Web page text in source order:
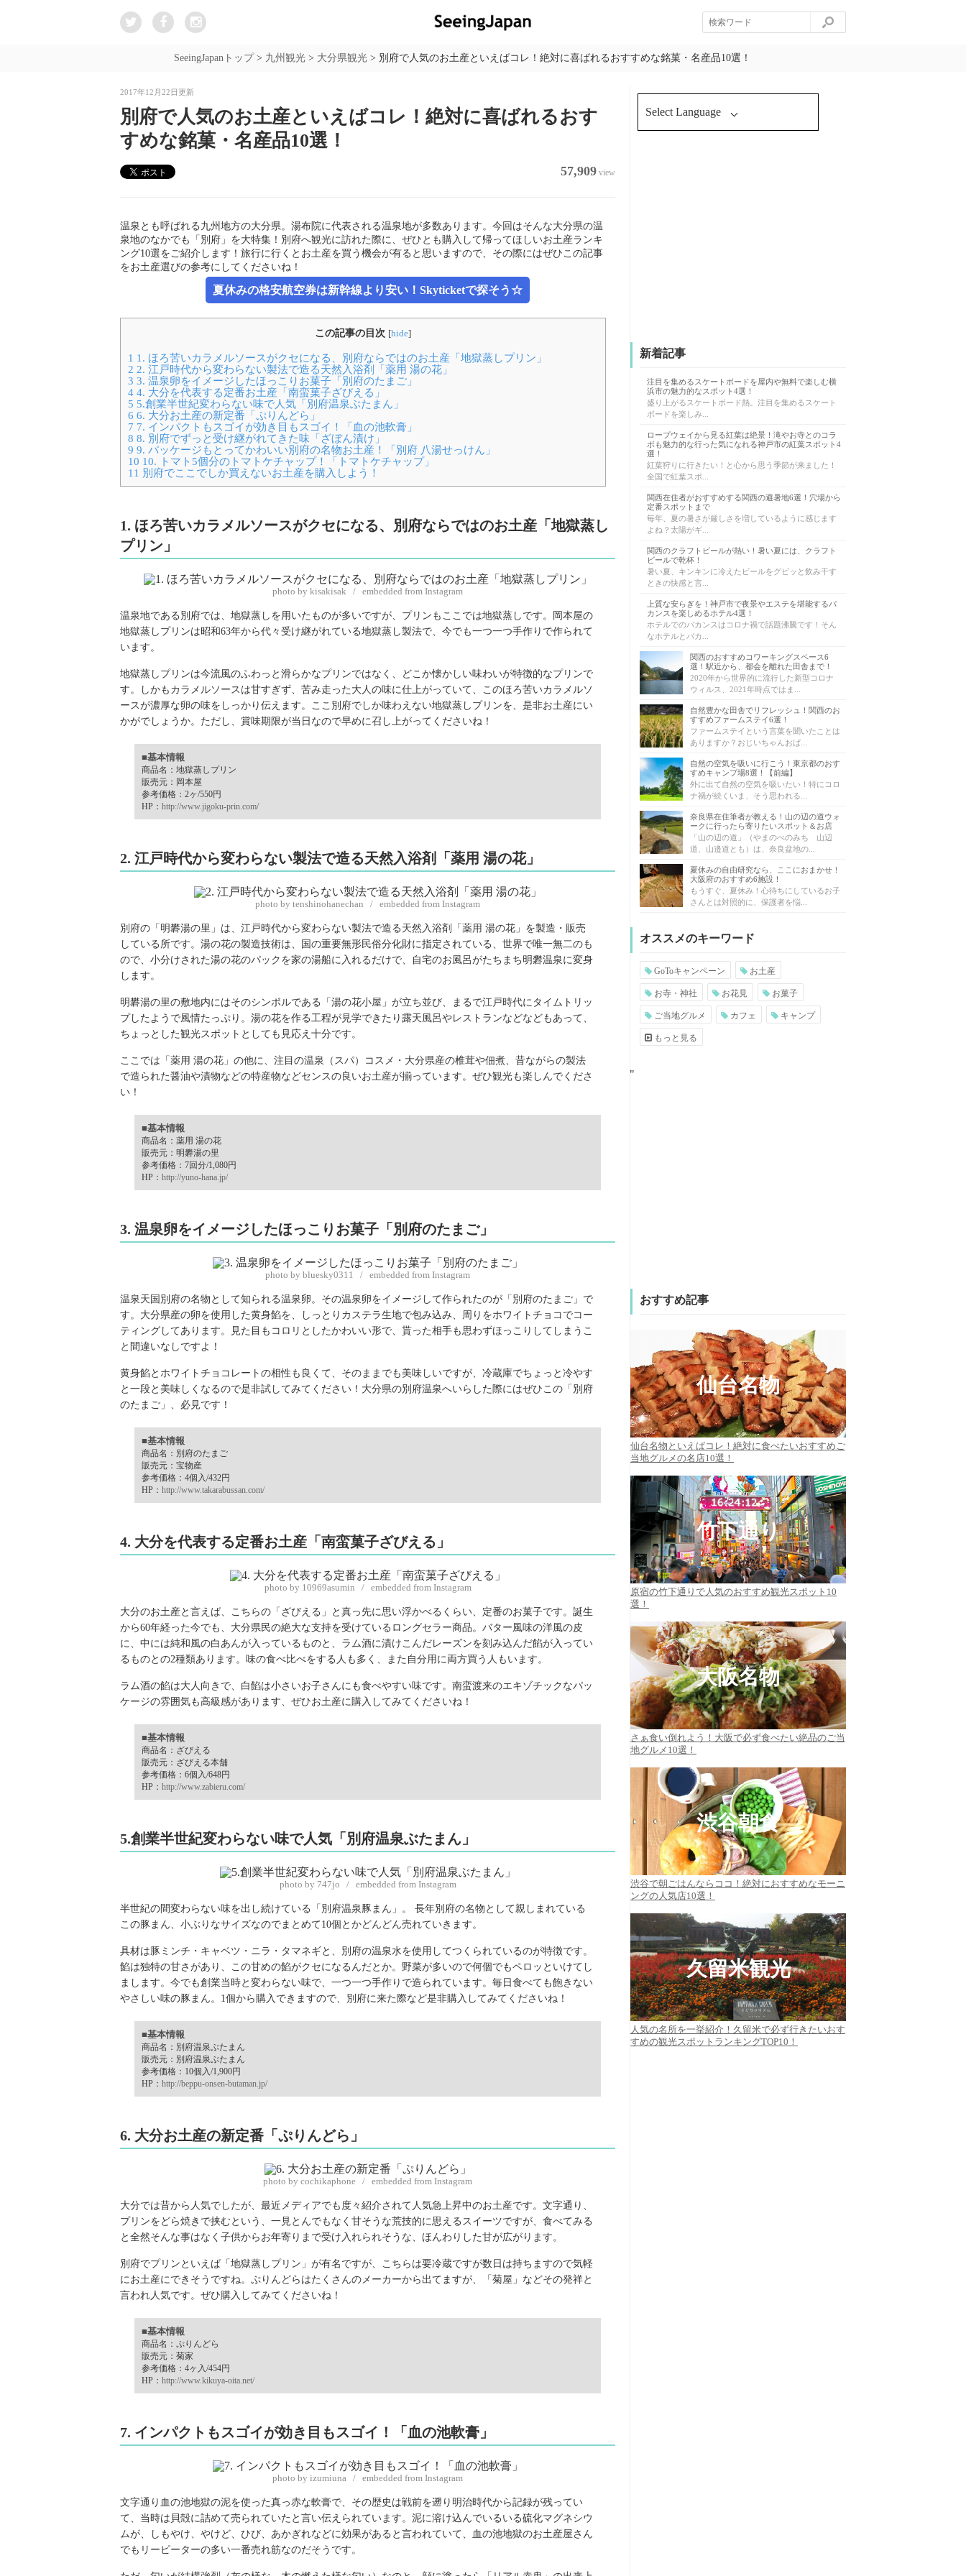
SeeingJapanトップ> 九州観光> 大分県観光> 別府で人気のお土産といえばコレ！絶対に喜ばれるおすすめな銘菓・名産品10選！
2017年12月22日更新
別府で人気のお土産といえばコレ！絶対に喜ばれるおす
すめな銘菓・名産品10選！
57,909 view
温泉とも呼ばれる九州地方の大分県。湯布院に代表される温泉地が多数あります。今回はそんな大分県の温
泉地のなかでも「別府」を大特集！別府へ観光に訪れた際に、ぜひとも購入して帰ってほしいお土産ランキ
ング10選をご紹介します！旅行に行くとお土産を買う機会が有ると思いますので、その際にはぜひこの記事
をお土産選びの参考にしてくださいね！
夏休みの格安航空券は新幹線より安い！Skyticketで探そう☆
この記事の目次 [hide]
1 1. ほろ苦いカラメルソースがクセになる、別府ならではのお土産「地獄蒸しプリン」
2 2. 江戸時代から変わらない製法で造る天然入浴剤「薬用 湯の花」
3 3. 温泉卵をイメージしたほっこりお菓子「別府のたまご」
4 4. 大分を代表する定番お土産「南蛮菓子ざびえる」
5 5.創業半世紀変わらない味で人気「別府温泉ぶたまん」
6 6. 大分お土産の新定番「ぷりんどら」
7 7. インパクトもスゴイが効き目もスゴイ！「血の池軟膏」
8 8. 別府でずっと受け継がれてきた味「ざぼん漬け」
9 9. パッケージもとってかわいい別府の名物お土産！「別府 八湯せっけん」
10 10. トマト5個分のトマトケチャップ！「トマトケチャップ」
11 別府でここでしか買えないお土産を購入しよう！
1. ほろ苦いカラメルソースがクセになる、別府ならではのお土産「地獄蒸し
プリン」
photo by kisakisak / embedded from Instagram
温泉地である別府では、地獄蒸しを用いたものが多いですが、プリンもここでは地獄蒸しです。岡本屋の
地獄蒸しプリンは昭和63年から代々受け継がれている地獄蒸し製法で、今でも一つ一つ手作りで作られて
います。
地獄蒸しプリンは今流風のふわっと滑らかなプリンではなく、どこか懐かしい味わいが特徴的なプリンで
す。しかもカラメルソースは甘すぎず、苦み走った大人の味に仕上がっていて、このほろ苦いカラメルソ
ースが濃厚な卵の味をしっかり伝えます。ここ別府でしか味わえない地獄蒸しプリンを、是非お土産にい
かがでしょうか。ただし、賞味期限が当日なので早めに召し上がってくださいね！
■基本情報
商品名：地獄蒸しプリン
販売元：岡本屋
参考価格：2ヶ/550円
HP： http://www.jigoku-prin.com/
2. 江戸時代から変わらない製法で造る天然入浴剤「薬用 湯の花」
photo by tenshinohanechan / embedded from Instagram
別府の「明礬湯の里」は、江戸時代から変わらない製法で造る天然入浴剤「薬用 湯の花」を製造・販売
している所です。湯の花の製造技術は、国の重要無形民俗分化財に指定されている、世界で唯一無二のも
ので、小分けされた湯の花のパックを家の湯船に入れるだけで、自宅のお風呂がたちまち明礬温泉に変身
します。
明礬湯の里の敷地内にはそのシンボルである「湯の花小屋」が立ち並び、まるで江戸時代にタイムトリッ
プしたようで風情たっぷり。湯の花を作る工程が見学できたり露天風呂やレストランなどなどもあって、
ちょっとした観光スポットとしても見応え十分です。
ここでは「薬用 湯の花」の他に、注目の温泉（スパ）コスメ・大分県産の椎茸や佃煮、昔ながらの製法
で造られた醤油や漬物などの特産物などセンスの良いお土産が揃っています。ぜひ観光も楽しんでくださ
い！
■基本情報
商品名：薬用 湯の花
販売元：明礬湯の里
参考価格：7回分/1,080円
HP： http://yuno-hana.jp/
3. 温泉卵をイメージしたほっこりお菓子「別府のたまご」
photo by bluesky0311 / embedded from Instagram
温泉天国別府の名物として知られる温泉卵。その温泉卵をイメージして作られたのが「別府のたまご」で
す。大分県産の卵を使用した黄身餡を、しっとりカステラ生地で包み込み、周りをホワイトチョコでコー
ティングしてあります。見た目もコロリとしたかわいい形で、貰った相手も思わずほっこりしてしまうこ
と間違いなしですよ！
黄身餡とホワイトチョコレートの相性も良くて、そのままでも美味しいですが、冷蔵庫でちょっと冷やす
と一段と美味しくなるので是非試してみてください！大分県の別府温泉へいらした際にはぜひこの「別府
のたまご」、必見です！
■基本情報
商品名：別府のたまご
販売元：宝物産
参考価格：4個入/432円
HP： http://www.takarabussan.com/
4. 大分を代表する定番お土産「南蛮菓子ざびえる」
photo by 10969asumin / embedded from Instagram
大分のお土産と言えば、こちらの「ざびえる」と真っ先に思い浮かべるくらい、定番のお菓子です。誕生
から60年経った今でも、大分県民の絶大な支持を受けているロングセラー商品。バター風味の洋風の皮
に、中には純和風の白あんが入っているものと、ラム酒に漬けこんだレーズンを刻み込んだ餡が入ってい
るものとの2種類あります。味の食べ比べをする人も多く、また自分用に両方買う人もいます。
ラム酒の餡は大人向きで、白餡は小さいお子さんにも食べやすい味です。南蛮渡来のエキゾチックなパッ
ケージの雰囲気も高級感があります、ぜひお土産に購入してみてくださいね！
■基本情報
商品名：ざびえる
販売元：ざびえる本舗
参考価格：6個入/648円
HP： http://www.zabieru.com/
5.創業半世紀変わらない味で人気「別府温泉ぶたまん」
photo by 747jo / embedded from Instagram
半世紀の間変わらない味を出し続けている「別府温泉豚まん」。 長年別府の名物として親しまれている
この豚まん、小ぶりなサイズなのでまとめて10個とかどんどん売れていきます。
具材は豚ミンチ・キャベツ・ニラ・タマネギと、別府の温泉水を使用してつくられているのが特徴です。
餡は独特の甘さがあり、この甘めの餡がクセになるんだとか。野菜が多いので何個でもペロッといけてし
まします。今でも創業当時と変わらない味で、一つ一つ手作りで造られています。毎日食べても飽きない
やさしい味の豚まん。1個から購入できますので、別府に来た際など是非購入してみてくださいね！
■基本情報
商品名：別府温泉ぶたまん
販売元：別府温泉ぶたまん
参考価格：10個入/1,900円
HP： http://beppu-onsen-butaman.jp/
6. 大分お土産の新定番「ぷりんどら」
photo by cochikaphone / embedded from Instagram
大分では昔から人気でしたが、最近メディアでも度々紹介されて人気急上昇中のお土産です。文字通り、
プリンをどら焼きで挟むという、一見とんでもなく甘そうな荒技的に思えるスイーツですが、食べてみる
と全然そんな事はなく子供からお年寄りまで受け入れられそうな、ほんわりした甘が広がります。
別府でプリンといえば「地獄蒸しプリン」が有名ですが、こちらは要冷蔵ですが数日は持ちますので気軽
にお土産にできそうですね。ぷりんどらはたくさんのメーカーから出てますが、「菊屋」などその発祥と
言われ人気です。ぜひ購入してみてくださいね！
■基本情報
商品名：ぷりんどら
販売元：菊家
参考価格：4ヶ入/454円
HP： http://www.kikuya-oita.net/
7. インパクトもスゴイが効き目もスゴイ！「血の池軟膏」
photo by izumiuna / embedded from Instagram
文字通り血の池地獄の泥を使った真っ赤な軟膏で、その歴史は戦前を遡り明治時代から記録が残ってい
て、当時は貝殻に詰めて売られていたと言い伝えられています。泥に溶け込んでいるいる硫化マグネシウ
ムが、しもやけ、やけど、ひび、あかぎれなどに効果があると言われていて、血の池地獄のお土産屋さん
でもリーピーターの多い一番売れ筋なのだそうです。
Select Language
新着記事
注目を集めるスケートボードを屋内や無料で楽しむ横
浜市の魅力的なスポット4選！
盛り上がるスケートボード熱。注目を集めるスケート
ボードを楽しみ...
ロープウェイから見る紅葉は絶景！滝やお寺とのコラ
ボも魅力的な行った気になれる神戸市の紅葉スポット4
選！
紅葉狩りに行きたい！と心から思う季節が来ました！
全国で紅葉スポ...
関西在住者がおすすめする関西の避暑地6選！穴場から
定番スポットまで
毎年、夏の暑さが厳しさを増しているように感じます
よね？太陽がギ...
関西のクラフトビールが熱い！暑い夏には、クラフト
ビールで乾杯！
暑い夏、キンキンに冷えたビールをグビッと飲み干す
ときの快感と言...
上質な安らぎを！神戸市で夜景やエステを堪能するバ
カンスを楽しめるホテル4選！
ホテルでのバカンスはコロナ禍で話題沸騰です！そん
なホテルとバカ...
関西のおすすめコワーキングスペース6
選！駅近から、都会を離れた田舎まで！
2020年から世界的に流行した新型コロナ
ウィルス、2021年時点ではま...
自然豊かな田舎でリフレッシュ！関西のお
すすめファームステイ6選！
ファームステイという言葉を聞いたことは
ありますか？おじいちゃんおば...
自然の空気を吸いに行こう！東京都のおす
すめキャンプ場8選！【前編】
外に出て自然の空気を吸いたい！特にコロ
ナ禍が続くいま、そう思われる...
奈良県在住筆者が教える！山の辺の道ウォ
ークに行ったら寄りたいスポット＆お店
「山の辺の道」（やまのべのみち 山辺
道、山邉道とも）は、奈良盆地の...
夏休みの自由研究なら、ここにおまかせ！
大阪府のおすすめ6施設！
もうすぐ、夏休み！心待ちにしているお子
さんとは対照的に、保護者を悩...
オススメのキーワード
GoToキャンペーン お土産
お寺・神社 お花見 お菓子
ご当地グルメ カフェ キャンプ
もっと見る
"
おすすめ記事
仙台名物
仙台名物といえばコレ！絶対に食べたいおすすめご
当地グルメの名店10選！
竹下通り
原宿の竹下通りで人気のおすすめ観光スポット10
選！
大阪名物
さぁ食い倒れよう！大阪で必ず食べたい絶品のご当
地グルメ10選！
渋谷朝食
渋谷で朝ごはんならココ！絶対におすすめなモーニ
ングの人気店10選！
久留米観光
人気の名所を一挙紹介！久留米で必ず行きたいおす
すめの観光スポットランキングTOP10！